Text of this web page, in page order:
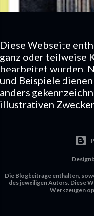
Diese Webseite
ganz oder teilweise
bearbeitet wurden.
und Beispiele
anders
illustrativen
Die Blogbeiträge enthalten,
des jeweiligen Autors. Diese
Werkzeugen